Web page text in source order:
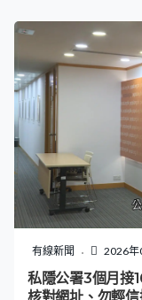
有線新聞 2026年
私隱公署3個月接